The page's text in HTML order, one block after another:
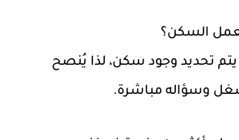
السكن؟
تحديد وجود سكن، لذا يُنصح
وسؤاله مباشرة.